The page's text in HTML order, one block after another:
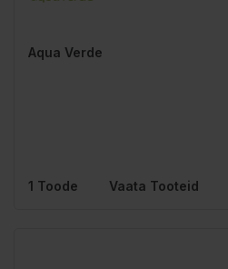
Aqua Verde
1 Toode Vaata Tooteid